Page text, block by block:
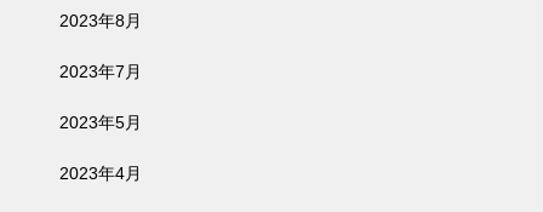
2023年8月
2023年7月
2023年5月
2023年4月